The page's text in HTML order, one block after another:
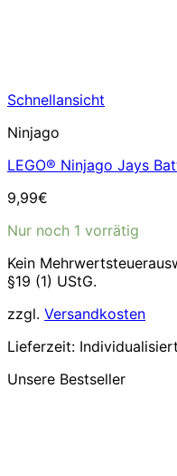
Schnellansicht
Ninjago
LEGO® Ninjago Jays
9,99€
Nur noch 1 vorrätig
Kein
§19 (1) UStG.
zzgl. Versandkosten
Lieferzeit: Individualisiert
Unsere Bestseller